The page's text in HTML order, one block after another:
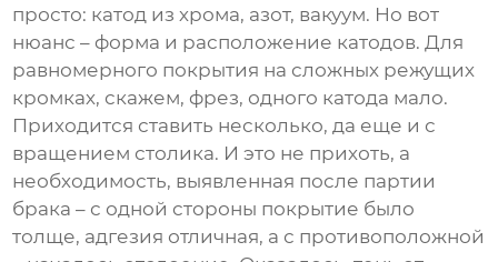
просто: катод из хрома, азот, вакуум. Но вот
нюанс – форма и расположение катодов. Для
равномерного покрытия на сложных режущих
кромках, скажем, фрез, одного катода мало.
Приходится ставить несколько, да еще и с
вращением столика. И это не прихоть, а
необходимость, выявленная после партии
брака – с одной стороны покрытие было
толще, адгезия отличная, а с противоположной